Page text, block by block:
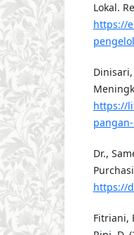
Lokal.
https://
https://
Dr.,
https://
Fitriani,